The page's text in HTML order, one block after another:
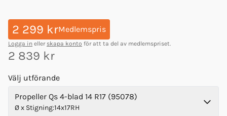
2 299 krMedlemspris
Logga in eller skapa konto för att ta del av medlemspriset.
2 839 kr
Välj utförande
Propeller Qs 4-blad 14 R17 (95078)
Ø x Stigning:14x17RH